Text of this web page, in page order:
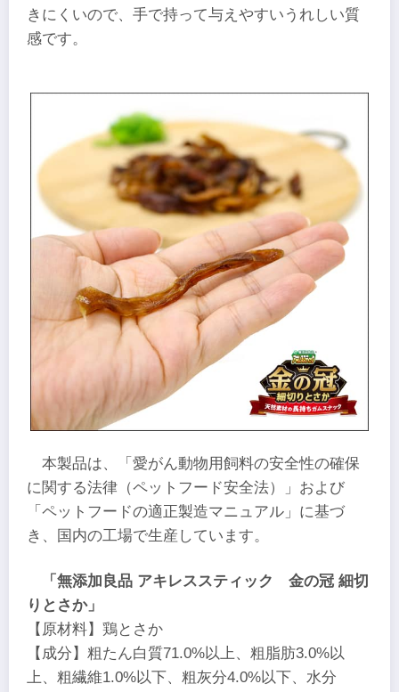
きにくいので、手で持って与えやすいうれしい質
感です。
本製品は、「愛がん動物用飼料の安全性の確保
に関する法律（ペットフード安全法）」および
「ペットフードの適正製造マニュアル」に基づ
き、国内の工場で生産しています。
「無添加良品 アキレススティック 金の冠 細切
りとさか」
【原材料】鶏とさか
【成分】粗たん白質71.0%以上、粗脂肪3.0%以
上、粗繊維1.0%以下、粗灰分4.0%以下、水分